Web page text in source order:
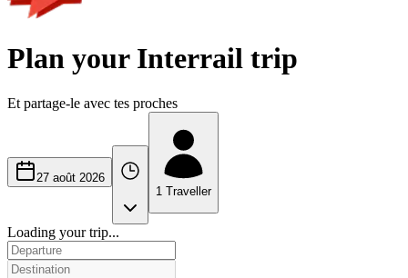
Plan your Interrail trip
Et partage-le avec tes proches
27 août 2026
1 Traveller
Loading your trip...